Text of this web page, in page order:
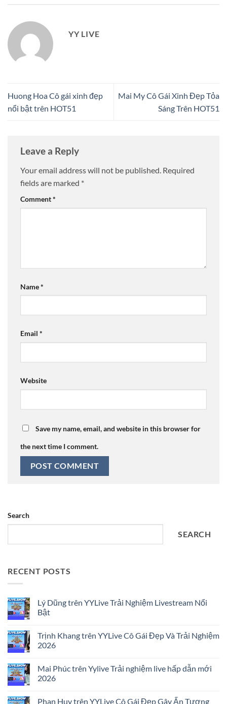
YY LIVE
Huong Hoa Cô gái xinh đẹp
nổi bật trên HOT51
Mai My Cô Gái Xinh Đẹp Tỏa
Sáng Trên HOT51
Leave a Reply
Your email address will not be published. Required
fields are marked *
Comment*
Name*
Email *
Website
Save my name, email, and website in this browser for
the next time I comment.
Search
SEARCH
RECENT POSTS
Lý Dũng trên YYLive Trải Nghiệm Livestream Nổi
Bật
on
Lý
Dũng
Trải
Nghiệm
Livestream
Trịnh Khang trên YYLive Cô Gái Đẹp Và Trải Nghiệm
2026
on
Trịnh
Khang
Cô
Mai Phúc trên Yylive Trải nghiệm live hấp dẫn mới
2026
on
Phan Huy trên YYLive Cô Gái Đẹp Gây Ấn Tượng